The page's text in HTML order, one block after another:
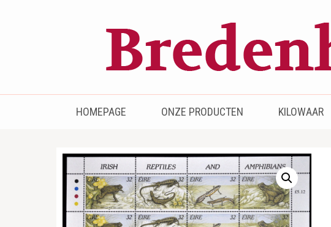
Bredenhof
Postzegels en munten
HOMEPAGE ONZE PRODUCTEN KILOWAAR